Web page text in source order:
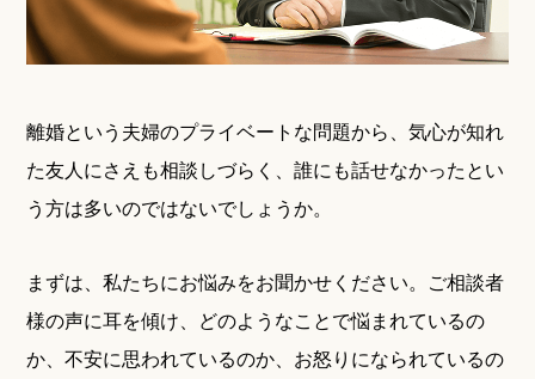
離婚という夫婦のプライベートな問題から、気心が知れ
た友人にさえも相談しづらく、誰にも話せなかったとい
う方は多いのではないでしょうか。
まずは、私たちにお悩みをお聞かせください。ご相談者
様の声に耳を傾け、どのようなことで悩まれているの
か、不安に思われているのか、お怒りになられているの